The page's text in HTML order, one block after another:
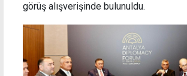
görüş alışverişinde bulunuldu.